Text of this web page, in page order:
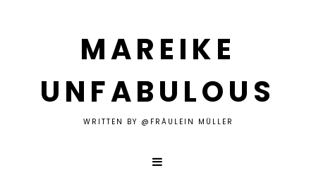
MAREIKE
UNFABULOUS
WRITTEN BY @FRÄULEIN MÜLLER